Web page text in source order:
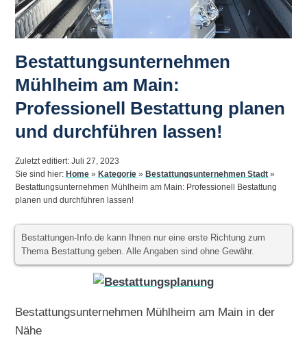
Bestattungsunternehmen
Mühlheim am Main:
Professionell Bestattung planen
und durchführen lassen!
Zuletzt editiert: Juli 27, 2023
Sie sind hier: Home » Kategorie » Bestattungsunternehmen Stadt »
Bestattungsunternehmen Mühlheim am Main: Professionell Bestattung
planen und durchführen lassen!
Bestattungen-Info.de kann Ihnen nur eine erste Richtung zum
Thema Bestattung geben. Alle Angaben sind ohne Gewähr.
Bestattungsunternehmen Mühlheim am Main in der
Nähe